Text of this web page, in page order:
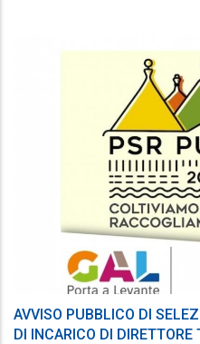
AVVISO PUBBLICO DI
DI INCARICO DI